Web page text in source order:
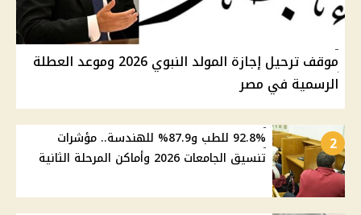
موقف ترحيل إجازة المولد النبوي 2026 وموعد العطلة
الرسمية في مصر
2
92.8% للطب و87.9% للهندسة.. مؤشرات
تنسيق الجامعات 2026 وأماكن المرحلة الثانية